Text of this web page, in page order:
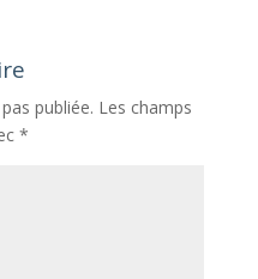
publiée. Les champs
*